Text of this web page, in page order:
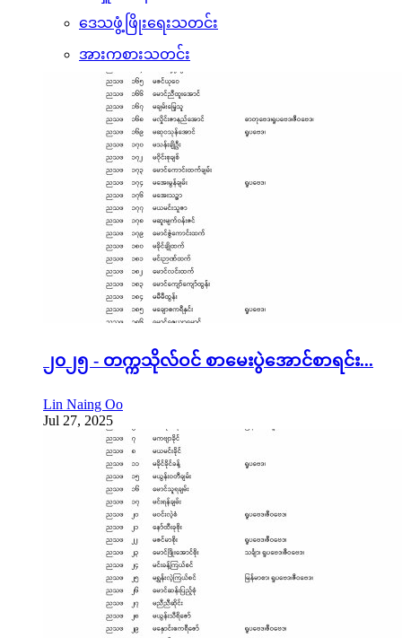
ဒေသဖွံ့ဖြိုးရေးသတင်း
အားကစားသတင်း
၂၀၂၅ - တက္ကသိုလ်ဝင် စာမေးပွဲအောင်စာရင်း...
Lin Naing Oo
Jul 27, 2025